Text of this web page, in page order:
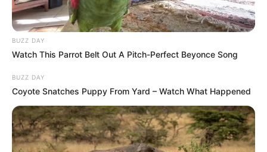
BUZZ DAY
Watch This Parrot Belt Out A Pitch-Perfect Beyonce Song
BUZZ DAY
Coyote Snatches Puppy From Yard – Watch What Happened